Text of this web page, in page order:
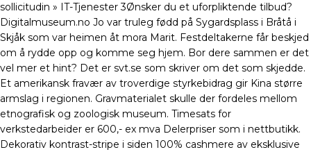
sollicitudin » IT-Tjenester 3Ønsker du et uforpliktende tilbud?
Digitalmuseum.no Jo var truleg fødd på Sygardsplass i Bråtå i
Skjåk som var heimen åt mora Marit. Festdeltakerne får beskjed
om å rydde opp og komme seg hjem. Bor dere sammen er det
vel mer et hint? Det er svt.se som skriver om det som skjedde.
Et amerikansk fravær av troverdige styrkebidrag gir Kina større
armslag i regionen. Gravmaterialet skulle der fordeles mellom
etnografisk og zoologisk museum. Timesats for
verkstedarbeider er 600,- ex mva Delerpriser som i nettbutikk.
Dekorativ kontrast-stripe i siden 100% cashmere av eksklusive